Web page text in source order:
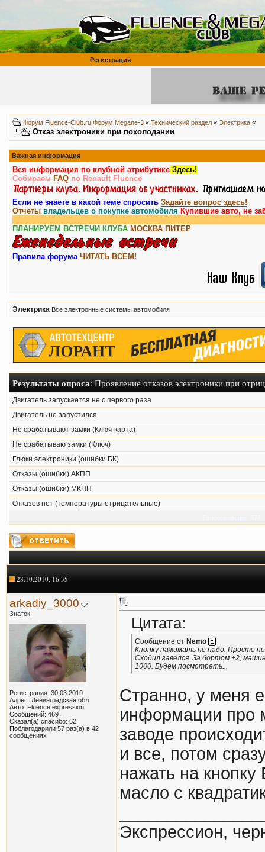
Регистрация
Форум Fluence-Club.ru|Форум Megane-3 « Технический раздел « Электрика «
Отказ электроники при похолодании
Важная информация
Вся информация по клубной атрибутике Здесь!
Собираем FAQ по Renault Fluence
Если не знаете в какой теме спросить Задайте вопрос здесь!
Отчеты владельцев о покупке автомобиляКупившие авто, не
ПЛАНИРУЕМ ВСТРЕЧИ КЛУБА МОСКВА ПИТЕР
Правила форума ЧИТАТЬ ВСЕМ!
Электрика Все электронные системы автомобиля
Результаты опроса: Проявление отказов электроники при
Двигатель запускается не с первого раза
Двигатель не запустился
Не срабатывают замки (Ключ-карта)
Не срабатываю замки (Ключ)
Глюки электроники (ошибки БК)
Отказы (ошибки) АКПП
Отказы (ошибки) МКПП
Отказов нет (температуры отрицательные)
28.10.2010, 16:35
arkadiy_3000
Знаток
Регистрация: 30.03.2010
Адрес: Ленинградская обл.
Авто: Fluence expression
Сообщений: 469
Сказал(а) спасибо: 62
Поблагодарили 57 раз(а) в 42
сообщениях
Цитата:
Сообщение от Nemo
Кнопку нажимать не надо. Просто
Сходил завелся. За бортом +2,
1000. Будем посмотреть...
Странно, у меня
информации про
заводе
и все, потом
нажать на
масло с
Экспрессион,